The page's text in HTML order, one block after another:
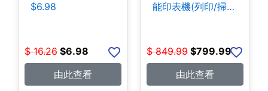
$6.98
$ 16.26 $6.98
由此查看
能印表機(列印/掃
$ 849.99 $799.99
由此查看